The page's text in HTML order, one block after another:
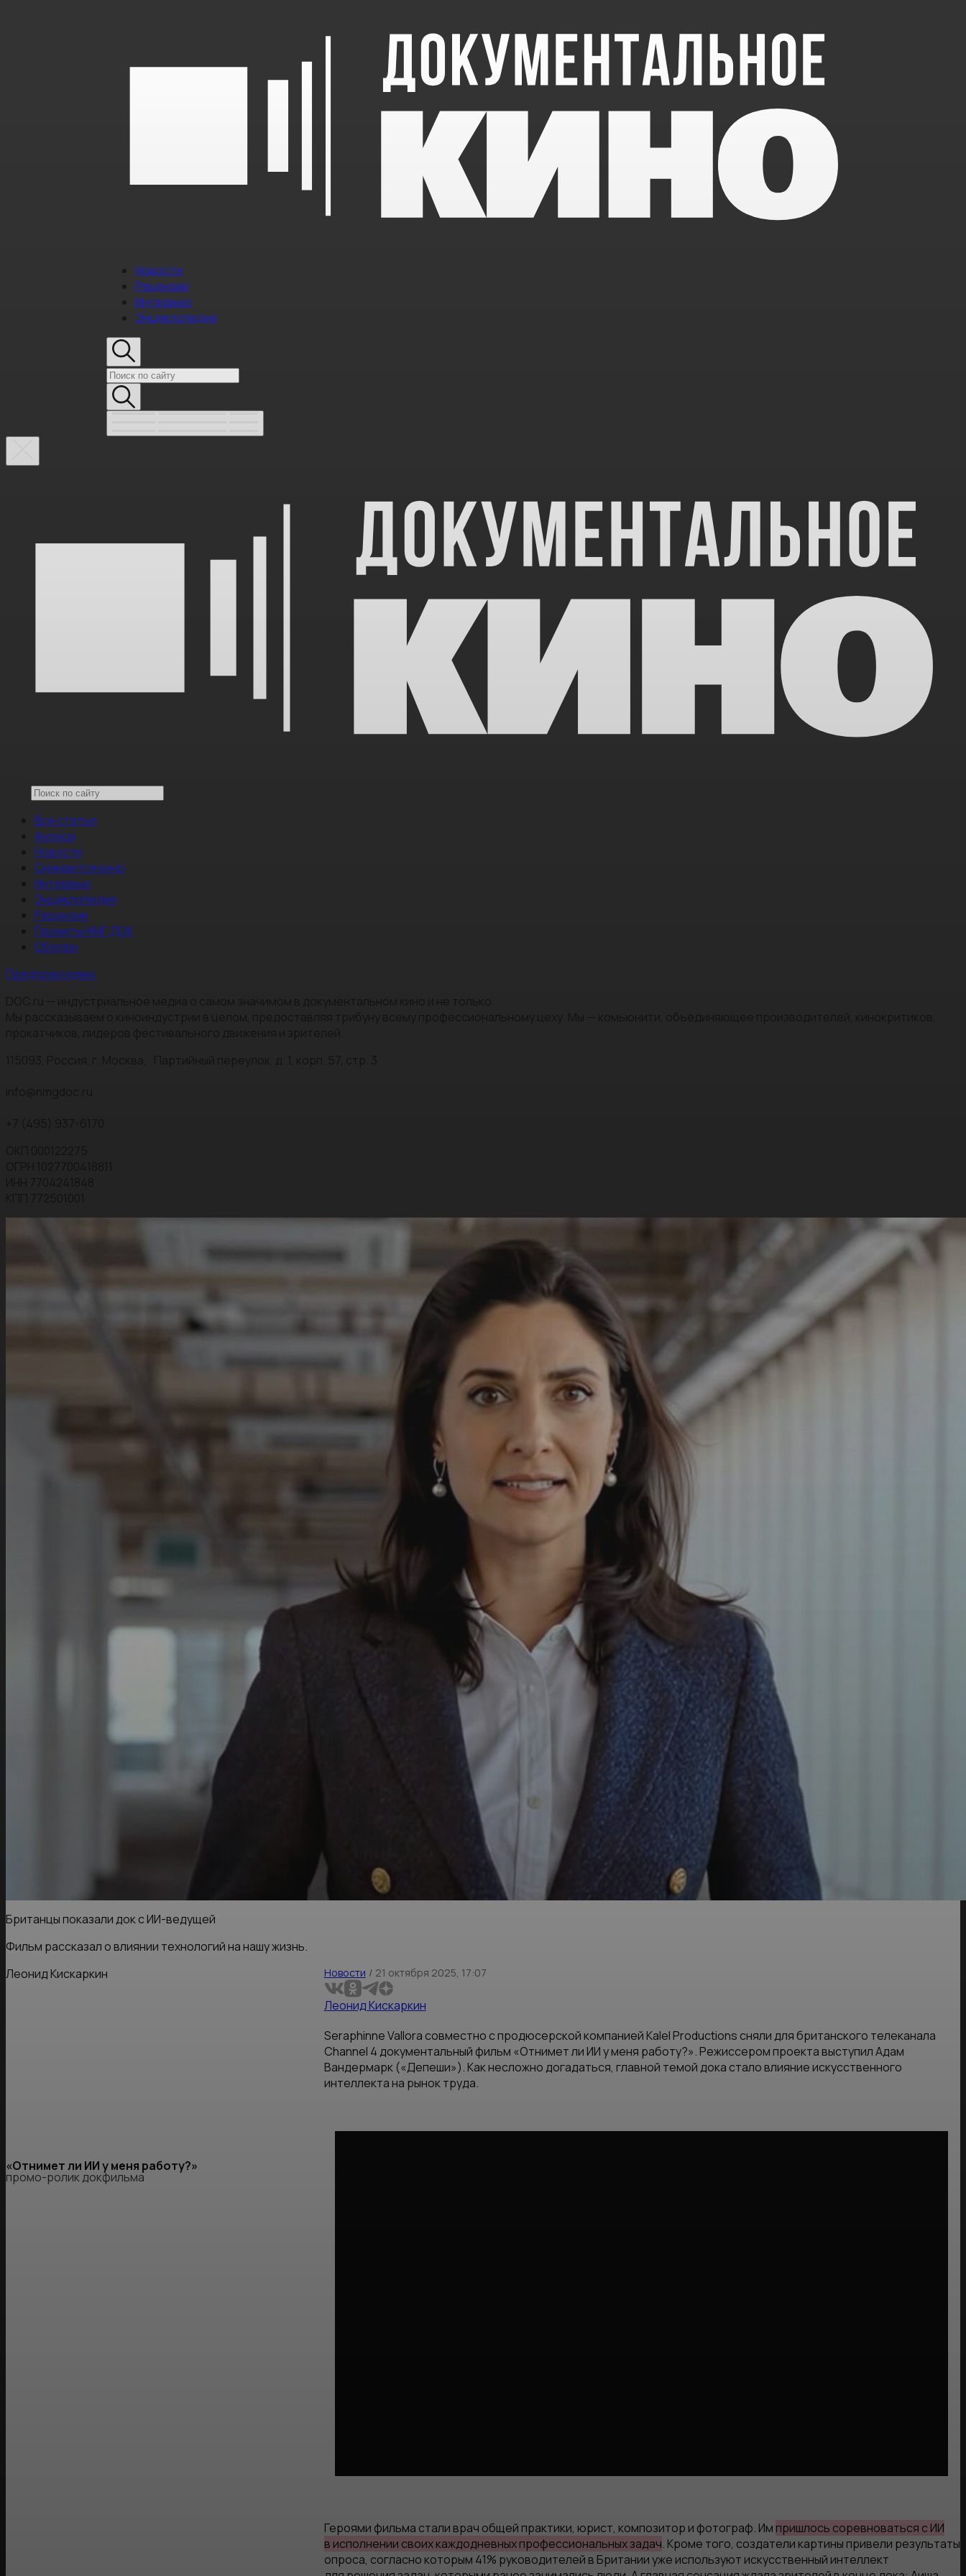
Новости
Рецензии
Интервью
Энциклопедия
Все статьи
Анонсы
Новости
Снимается кино
Интервью
Энциклопедия
Рецензии
Проекты НМГ ДОК
Обзоры
Предложи идею
Британцы показали док с ИИ-ведущей
Фильм рассказал о влиянии технологий на нашу жизнь.
Леонид Кискаркин
Новости / 21 октября 2025, 17:07
Леонид Кискаркин
Seraphinne Vallora совместно с продюсерской компанией Kalel Productions сняли для британского телеканала
Channel 4 документальный фильм «Отнимет ли ИИ у меня работу?». Режиссером проекта выступил Адам
Вандермарк («Депеши»). Как несложно догадаться, главной темой дока стало влияние искусственного
интеллекта на рынок труда.
«Отнимет ли ИИ у меня работу?»
промо-ролик докфильма
Героями фильма стали врач общей практики, юрист, композитор и фотограф. Им пришлось соревноваться с ИИ
в исполнении своих каждодневных профессиональных задач. Кроме того, создатели картины привели результаты
опроса, согласно которым 41% руководителей в Британии уже используют искусственный интеллект